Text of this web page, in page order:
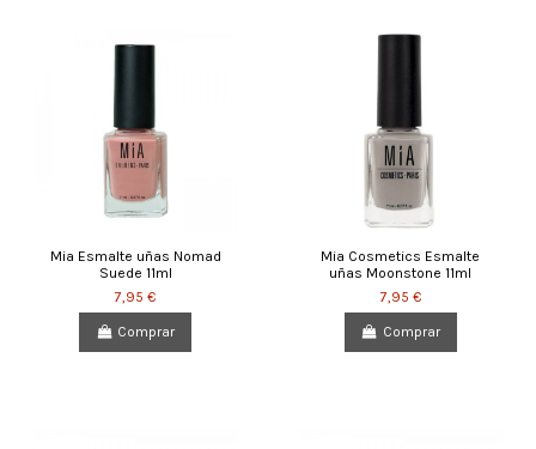
Mia Esmalte uñas Nomad
Suede 11ml
7,95 €
Comprar
Mia Cosmetics Esmalte
uñas Moonstone 11ml
7,95 €
Comprar